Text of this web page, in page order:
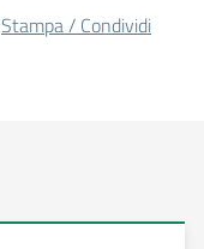
Stampa / Condividi